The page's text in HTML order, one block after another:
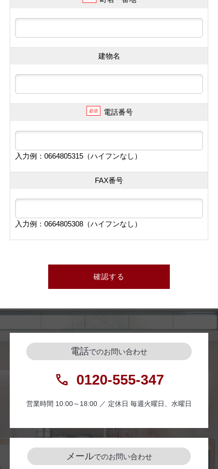
建物名
必須 電話番号
入力例：0664805315（ハイフンなし）
FAX番号
入力例：0664805308（ハイフンなし）
確認する
電話でのお問い合わせ
0120-555-347
営業時間 10:00～18:00 ／ 定休日 毎週火曜日、水曜日
メールでのお問い合わせ